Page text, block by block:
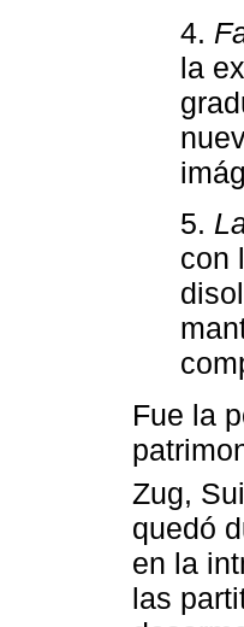
4.
la
5.
con
Fue la
Zug,
quedó
en la
las